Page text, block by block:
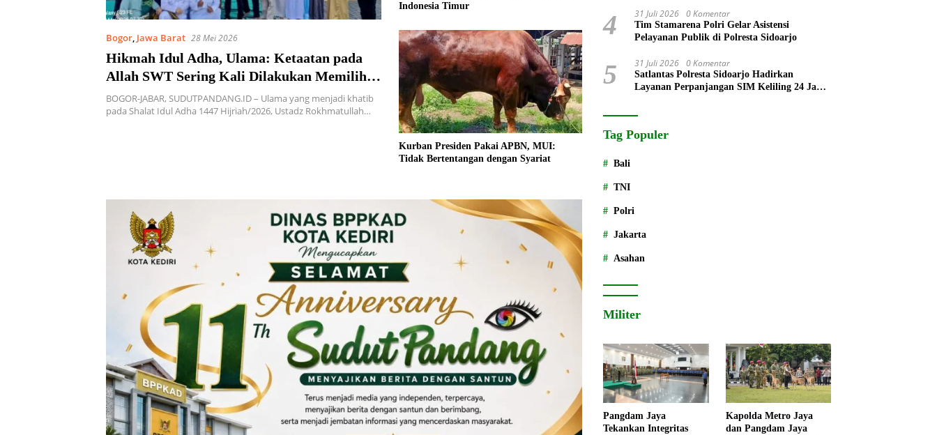
Bogor, Jawa Barat 28 Mei 2026
Hikmah Idul Adha, Ulama: Ketaatan pada
Allah SWT Sering Kali Dilakukan Memilih-
milih
BOGOR-JABAR, SUDUTPANDANG.ID – Ulama yang menjadi khatib
pada Shalat Idul Adha 1447 Hijriah/2026, Ustadz Rokhmatullah…
Indonesia Timur
Kurban Presiden Pakai APBN, MUI:
Tidak Bertentangan dengan Syariat
4 31 Juli 2026 0 Komentar
Tim Stamarena Polri Gelar Asistensi
Pelayanan Publik di Polresta Sidoarjo
5 31 Juli 2026 0 Komentar
Satlantas Polresta Sidoarjo Hadirkan
Layanan Perpanjangan SIM Keliling 24 Jam
Tag Populer
Bali
TNI
Polri
Jakarta
Asahan
Militer
Pangdam Jaya
Tekankan Integritas
Kapolda Metro Jaya
dan Pangdam Jaya